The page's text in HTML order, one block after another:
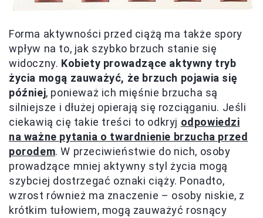
Forma aktywności przed ciążą ma także spory
wpływ na to, jak szybko brzuch stanie się
widoczny. Kobiety prowadzące aktywny tryb
życia mogą zauważyć, że brzuch pojawia się
później, ponieważ ich mięśnie brzucha są
silniejsze i dłużej opierają się rozciąganiu. Jeśli
ciekawią cię takie treści to odkryj odpowiedzi
na ważne pytania o twardnienie brzucha przed
porodem. W przeciwieństwie do nich, osoby
prowadzące mniej aktywny styl życia mogą
szybciej dostrzegać oznaki ciąży. Ponadto,
wzrost również ma znaczenie – osoby niskie, z
krótkim tułowiem, mogą zauważyć rosnący